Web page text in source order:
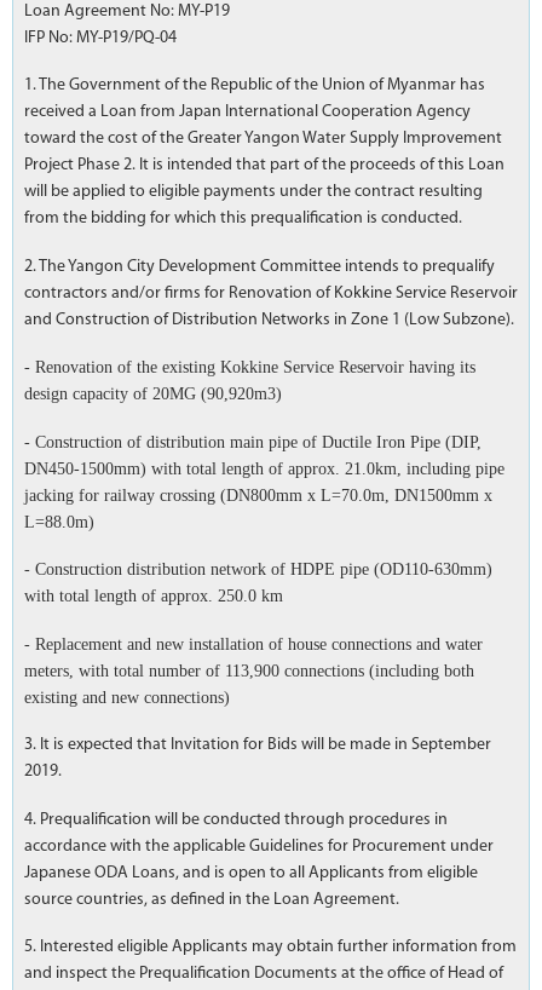
Loan Agreement No: MY-P19
IFP No: MY-P19/PQ-04
1. The Government of the Republic of the Union of Myanmar has
received a Loan from Japan International Cooperation Agency
toward the cost of the Greater Yangon Water Supply Improvement
Project Phase 2. It is intended that part of the proceeds of this Loan
will be applied to eligible payments under the contract resulting
from the bidding for which this prequalification is conducted.
2. The Yangon City Development Committee intends to prequalify
contractors and/or firms for Renovation of Kokkine Service Reservoir
and Construction of Distribution Networks in Zone 1 (Low Subzone).
- Renovation of the existing Kokkine Service Reservoir having its
design capacity of 20MG (90,920m3)
- Construction of distribution main pipe of Ductile Iron Pipe (DIP,
DN450-1500mm) with total length of approx. 21.0km, including pipe
jacking for railway crossing (DN800mm x L=70.0m, DN1500mm x
L=88.0m)
- Construction distribution network of HDPE pipe (OD110-630mm)
with total length of approx. 250.0 km
- Replacement and new installation of house connections and water
meters, with total number of 113,900 connections (including both
existing and new connections)
3. It is expected that Invitation for Bids will be made in September
2019.
4. Prequalification will be conducted through procedures in
accordance with the applicable Guidelines for Procurement under
Japanese ODA Loans, and is open to all Applicants from eligible
source countries, as defined in the Loan Agreement.
5. Interested eligible Applicants may obtain further information from
and inspect the Prequalification Documents at the office of Head of